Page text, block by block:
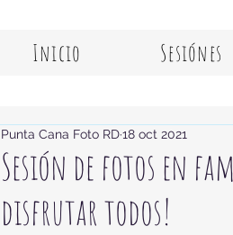
Inicio Sesiónes
Sesión de fotos en
disfrutar todos!
Punta Cana Foto RD18 oct 2021